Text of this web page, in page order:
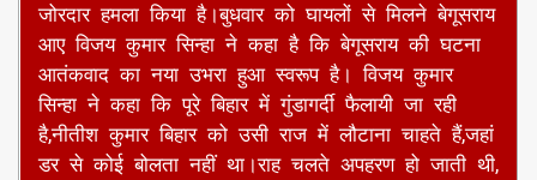
जोरदार हमला किया है।बुधवार को घायलों से मिलने बेगूसराय
आए विजय कुमार सिन्हा ने कहा है कि बेगूसराय की घटना
आतंकवाद का नया उभरा हुआ स्वरूप है। विजय कुमार
सिन्हा ने कहा कि पूरे बिहार में गुंडागर्दी फैलायी जा रही
है,नीतीश कुमार बिहार को उसी राज में लौटाना चाहते हैं,जहां
डर से कोई बोलता नहीं था।राह चलते अपहरण हो जाती थी,